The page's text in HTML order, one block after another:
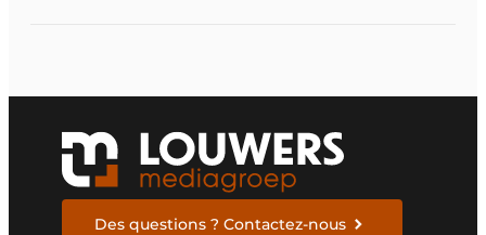
Des questions ? Contactez-nous